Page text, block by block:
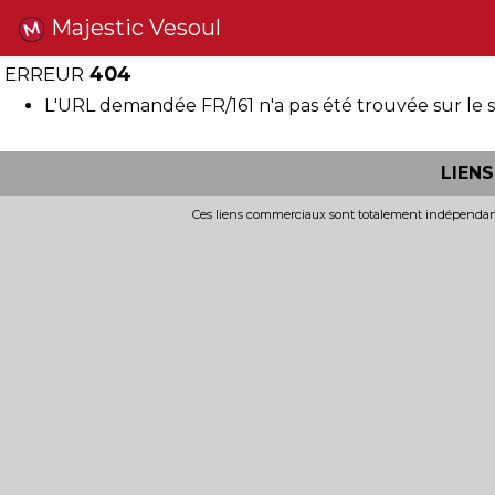
Majestic Vesoul
ERREUR 404
L'URL demandée FR/161 n'a pas été trouvée sur le
Ces liens commerciaux sont totalement